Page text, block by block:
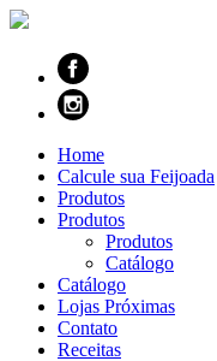
Home
Calcule sua Feijoada
Produtos
Produtos
Produtos
Catálogo
Catálogo
Lojas Próximas
Contato
Receitas